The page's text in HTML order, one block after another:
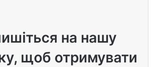
на нашу
щоб отримувати